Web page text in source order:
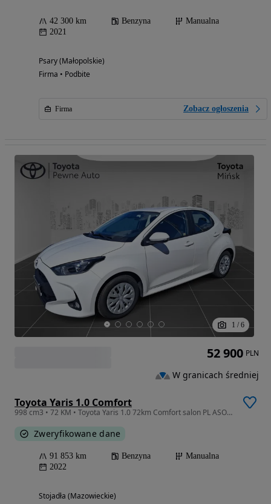
42 300 km Benzyna
Manualna
2021
Psary (Małopolskie)
Firma • Podbite
Firma Zobacz ogłoszenia
1 / 6
Toyota Yaris 1.0 Comfort
998 cm3 • 72 KM • Toyota Yaris 1.0 72km Comfort salon PL ASO Vat23% gwarnacja
Zweryfikowane dane
91 853 km Benzyna
Manualna
2022
Stojadła (Mazowieckie)
52 900 PLN
W granicach średniej